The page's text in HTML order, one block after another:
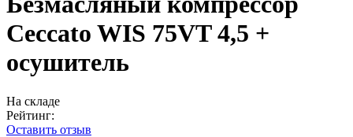
Ceccato WIS 75VT 4,5 +
осушитель
На складе
Рейтинг:
Оставить отзыв